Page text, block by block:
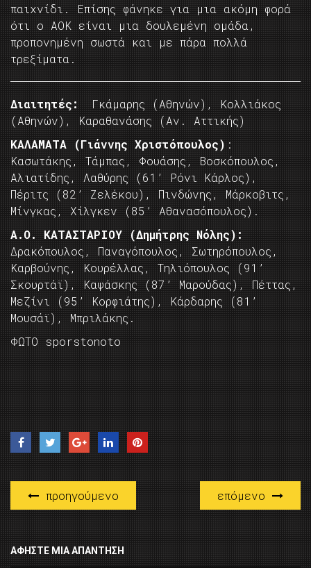
παιχνίδι. Επίσης φάνηκε για μια ακόμη φορά
ότι ο ΑΟΚ είναι μια δουλεμένη ομάδα,
προπονημένη σωστά και με πάρα πολλά
τρεξίματα.
Διαιτητές:
Γκάμαρης (Αθηνών), Κολλιάκος
(Αθηνών), Καραθανάσης (Αν. Αττικής)
ΚΑΛΑΜΑΤΑ (Γιάννης Χριστόπουλος) :
Κασωτάκης, Τάμπας, Φουάσης, Βοσκόπουλος,
Αλιατίδης, Λαθύρης (61’ Ρόνι Κάρλος),
Πέριτς (82’ Ζελέκου), Πινδώνης, Μάρκοβιτς,
Μίνγκας, Χίλγκεν (85’ Αθανασόπουλος).
Α.Ο. ΚΑΤΑΣΤΑΡΙΟΥ (Δημήτρης Νόλης):
Δρακόπουλος, Παναγόπουλος, Σωτηρόπουλος,
Καρβούνης, Κουρέλλας, Τηλιόπουλος (91’
Σκουρτάϊ), Καψάσκης (87’ Μαρούδας), Πέττας,
Μεζίνι (95’ Κορφιάτης), Κάρδαρης (81’
Μουσάϊ), Μπριλάκης.
ΦΩΤΟ sporstonoto
προηγούμενο επόμενο
ΑΦΉΣΤΕ ΜΙΑ ΑΠΆΝΤΗΣΗ